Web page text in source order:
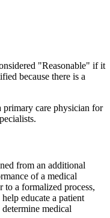
"Reasonable" if it
because there is a
care physician for
from an additional
of a medical
to a formalized process,
educate a patient
medical